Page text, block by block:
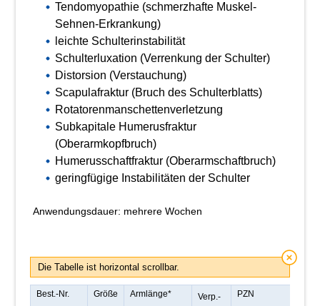
Tendomyopathie (schmerzhafte Muskel-
Sehnen-Erkrankung)
leichte Schulterinstabilität
Schulterluxation (Verrenkung der Schulter)
Distorsion (Verstauchung)
Scapulafraktur (Bruch des Schulterblatts)
Rotatorenmanschettenverletzung
Subkapitale Humerusfraktur
(Oberarmkopfbruch)
Humerusschaftfraktur (Oberarmschaftbruch)
geringfügige Instabilitäten der Schulter
Anwendungsdauer: mehrere Wochen
Die Tabelle ist horizontal scrollbar.
Best.-Nr. Größe Armlänge*
Verp.-
PZN